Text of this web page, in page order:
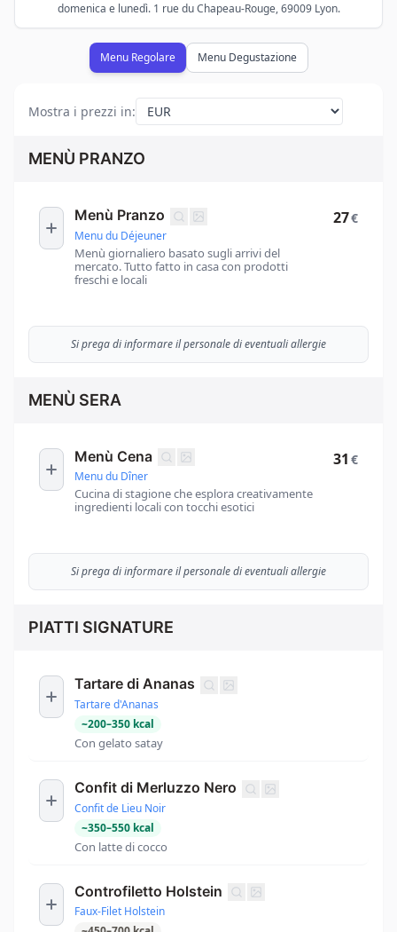
domenica e lunedì. 1 rue du Chapeau-Rouge, 69009 Lyon.
Menu Regolare Menu Degustazione
Mostra i prezzi in:
MENÙ PRANZO
Menù Pranzo
Menu du Déjeuner
Menù giornaliero basato sugli arrivi del
mercato. Tutto fatto in casa con prodotti
freschi e locali
27€
Si prega di informare il personale di eventuali allergie
MENÙ SERA
Menù Cena
Menu du Dîner
Cucina di stagione che esplora creativamente
ingredienti locali con tocchi esotici
31 €
Si prega di informare il personale di eventuali allergie
PIATTI SIGNATURE
Tartare di Ananas
Tartare d'Ananas
~200–350 kcal
Con gelato satay
Confit di Merluzzo Nero
Confit de Lieu Noir
~350–550 kcal
Con latte di cocco
Controfiletto Holstein
Faux-Filet Holstein